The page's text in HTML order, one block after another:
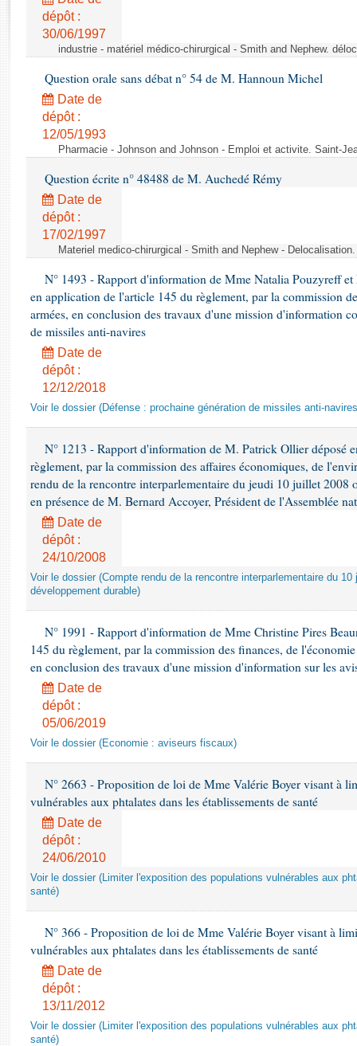
Rapports d'enquête
Rapports législatifs
Dossiers législatifs
Budget et sécurité sociale
Questions écrites et orales
dépôt :
30/06/1997
industrie - matériel médico-chirurgical - Smith and Nephew.
Question orale sans débat n° 54 de M. Hannoun Michel
Date de
dépôt :
12/05/1993
Pharmacie - Johnson and Johnson - Emploi et activite. Saint-
Question écrite n° 48488 de M. Auchedé Rémy
Date de
dépôt :
17/02/1997
Materiel medico-chirurgical - Smith and Nephew -
N° 1493 - Rapport d'information de Mme Natalia Pouzyreff
en application de l'article 145 du règlement, par la commission
armées, en conclusion des travaux d'une mission d'information
de missiles anti-navires
Date de
dépôt :
12/12/2018
Voir le dossier (Défense : prochaine génération de missiles anti-
N° 1213 - Rapport d'information de M. Patrick Ollier déposé
règlement, par la commission des affaires économiques, de
rendu de la rencontre interparlementaire du jeudi 10 juillet 2008
en présence de M. Bernard Accoyer, Président de l'Assemblée
Date de
dépôt :
24/10/2008
Voir le dossier (Compte rendu de la rencontre interparlementaire du
développement durable)
N° 1991 - Rapport d'information de Mme Christine Pires
145 du règlement, par la commission des finances, de
en conclusion des travaux d'une mission d'information sur les
Date de
dépôt :
05/06/2019
Voir le dossier (Economie : aviseurs fiscaux)
N° 2663 - Proposition de loi de Mme Valérie Boyer visant à
vulnérables aux phtalates dans les établissements de santé
Date de
dépôt :
24/06/2010
Voir le dossier (Limiter l'exposition des populations vulnérables aux
santé)
N° 366 - Proposition de loi de Mme Valérie Boyer visant à
vulnérables aux phtalates dans les établissements de santé
Date de
dépôt :
13/11/2012
Voir le dossier (Limiter l'exposition des populations vulnérables aux
santé)